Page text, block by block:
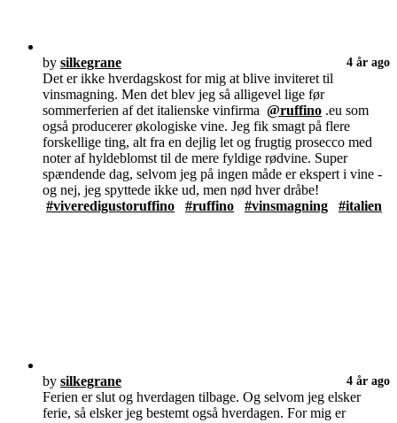
by silkegrane 4 år ago
Det er ikke hverdagskost for mig at blive inviteret til
vinsmagning. Men det blev jeg så alligevel lige før
sommerferien af det italienske vinfirma @ruffino .eu som
også producerer økologiske vine. Jeg fik smagt på flere
forskellige ting, alt fra en dejlig let og frugtig prosecco med
noter af hyldeblomst til de mere fyldige rødvine. Super
spændende dag, selvom jeg på ingen måde er ekspert i vine -
og nej, jeg spyttede ikke ud, men nød hver dråbe!
#viveredigustoruffino
#ruffino #vinsmagning #italien
by silkegrane 4 år ago
Ferien er slut og hverdagen tilbage. Og selvom jeg elsker
ferie, så elsker jeg bestemt også hverdagen. For mig er